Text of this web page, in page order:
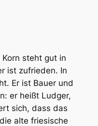
steht gut in
ist zufrieden. In
Er ist Bauer und
er heißt Ludger,
sich, dass das
alte friesische